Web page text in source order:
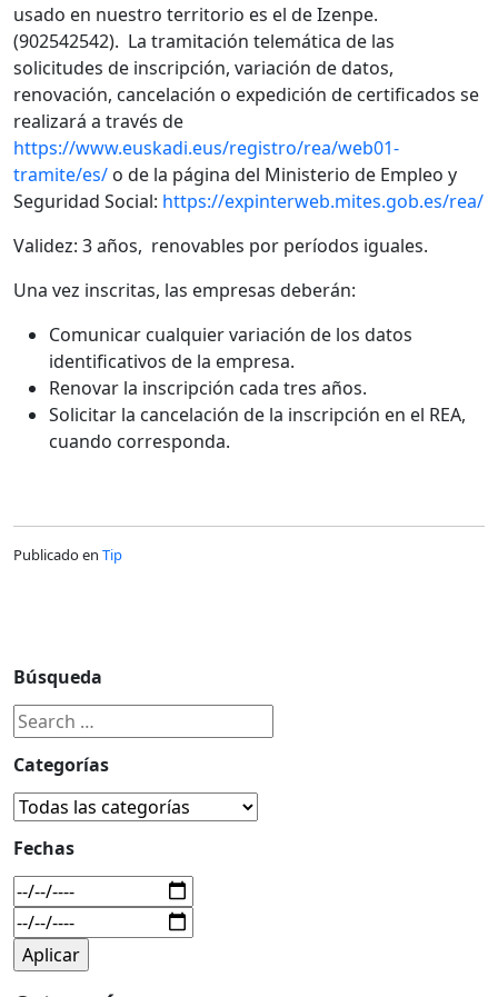
usado en nuestro territorio es el de Izenpe.
(902542542). La tramitación telemática de las
solicitudes de inscripción, variación de datos,
renovación, cancelación o expedición de certificados se
realizará a través de
https://www.euskadi.eus/registro/rea/web01-
tramite/es/ o de la página del Ministerio de Empleo y
Seguridad Social: https://expinterweb.mites.gob.es/rea/
Validez: 3 años, renovables por períodos iguales.
Una vez inscritas, las empresas deberán:
Comunicar cualquier variación de los datos
identificativos de la empresa.
Renovar la inscripción cada tres años.
Solicitar la cancelación de la inscripción en el REA,
cuando corresponda.
Publicado en Tip
Búsqueda
Categorías
Fechas